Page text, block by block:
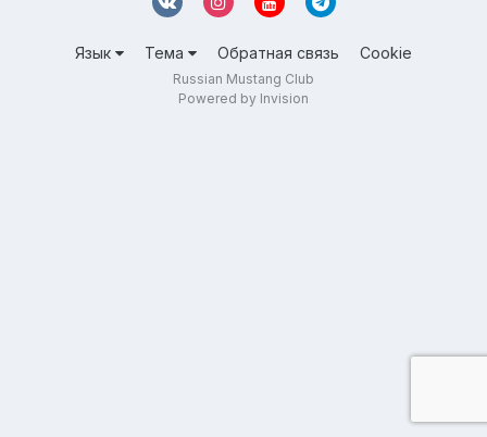
Язык Тема Обратная связь Cookie
Russian Mustang Club
Powered by Invision